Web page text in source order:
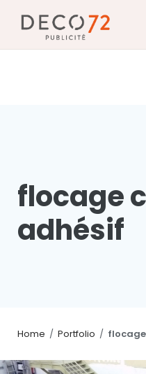
flocage
adhésif
Home / Portfolio /